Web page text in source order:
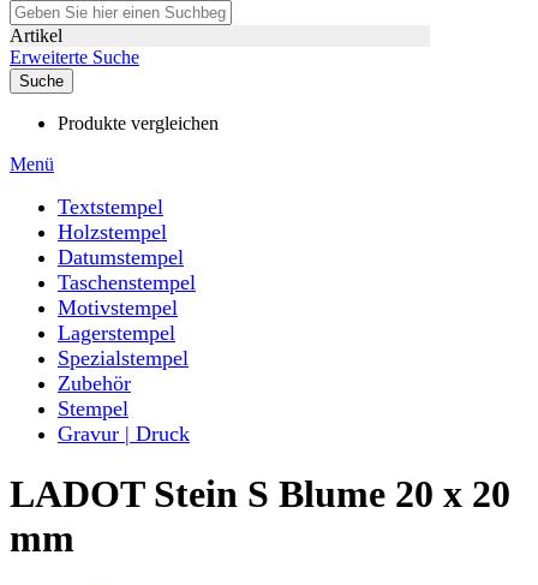
Artikel
Erweiterte Suche
Suche
Produkte vergleichen
Menü
Textstempel
Holzstempel
Datumstempel
Taschenstempel
Motivstempel
Lagerstempel
Spezialstempel
Zubehör
Stempel
Gravur | Druck
LADOT Stein S Blume 20 x 20
mm